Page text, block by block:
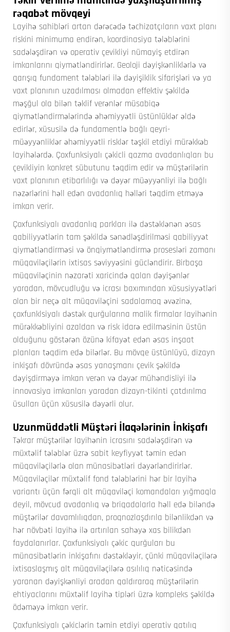
rəqabət mövqeyi
Layihə sahibləri artan dərəcədə təchizatçıların vaxt planı
riskini minimuma endirən, koordinasiya tələblərini
sadələşdirən və operativ çevikliyi nümayiş etdirən
imkanlarını qiymətləndirirlər. Geoloji dəyişkənliklərlə və
qarışıq fundament tələbləri ilə dəyişiklik sifarişləri və ya
vaxt planının uzadılması olmadan effektiv şəkildə
məşğul ola bilən təklif verənlər müsabiqə
qiymətləndirmələrində əhəmiyyətli üstünlüklər əldə
edirlər, xüsusilə də fundamentlə bağlı qeyri-
müəyyənliklər əhəmiyyətli risklər təşkil etdiyi mürəkkəb
layihələrdə. Çoxfunksiyalı çəkicli qazma avadanlıqları bu
çevikliyin konkret sübutunu təqdim edir və müştərilərin
vaxt planının etibarlılığı və dəyər müəyyənliyi ilə bağlı
nəzərlərini həll edən avadanlıq həlləri təqdim etməyə
imkan verir.
Çoxfunksiyalı avadanlıq parkları ilə dəstəklənən əsas
qabiliyyətlərin tam şəkildə sənədləşdirilməsi qabiliyyət
qiymətləndirməsi və önqiymətləndirmə prosesləri zamanı
müqaviləçilərin ixtisas səviyyəsini gücləndirir. Birbaşa
müqaviləçinin nəzarəti xaricində qalan dəyişənlər
yaradan, mövcudluğu və icrası baxımından xüsusiyyətləri
olan bir neçə alt müqaviləçini sadalamaq əvəzinə,
çoxfunklsiyalı dəstək qurğularına malik firmalar layihənin
mürəkkəbliyini azaldan və risk idarə edilməsinin üstün
olduğunu göstərən özünə kifayət edən əsas inşaat
planları təqdim edə bilərlər. Bu mövqe üstünlüyü, dizayn
inkişafı dövründə əsas yanaşmanı çevik şəkildə
dəyişdirməyə imkan verən və dəyər mühəndisliyi ilə
innovasiya imkanları yaradan dizayn-tikinti çatdırılma
üsulları üçün xüsusilə dəyərli olur.
Uzunmüddətli Müştəri İlaqələrinin İnkişafı
Təkrar müştərilər layihənin icrasını sadələşdirən və
müxtəlif tələblər üzrə sabit keyfiyyət təmin edən
müqaviləçilərlə olan münasibətləri dəyərləndirirlər.
Müqaviləçilər müxtəlif fond tələblərini hər bir layihə
variantı üçün fərqli alt müqaviləçi komandaları yığmaqla
deyil, mövcud avadanlıq və briqadalarla həll edə biləndə
müştərilər davamlılıqdan, proqnozlaşdırıla bilənlikdən və
hər növbəti layihə ilə artırılan sahəyə xas bilikdən
faydalanırlar. Çoxfunksiyalı çəkic qurğuları bu
münasibətlərin inkişafını dəstəkləyir, çünki müqaviləçilərə
ixtisaslaşmış alt müqaviləçilərə asılılıq nəticəsində
yaranan dəyişkənliyi aradan qaldıraraq müştərilərin
ehtiyaclarını müxtəlif layihə tipləri üzrə kompleks şəkildə
ödəməyə imkan verir.
Çoxfunksiyalı çəkiclərin təmin etdiyi operativ qatılıq